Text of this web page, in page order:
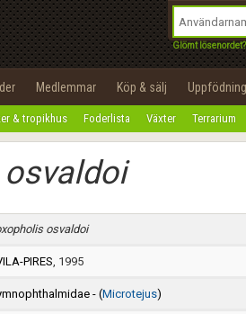
Glömt lösenordet?
Medlemmar Köp & sälj Uppfödning
& tropikhus Foderlista Växter Terrarium
osvaldoi
PIRES, 1995
- (Microtejus)
Utför
100%
OK
Privacy Policy
Tillbaka till